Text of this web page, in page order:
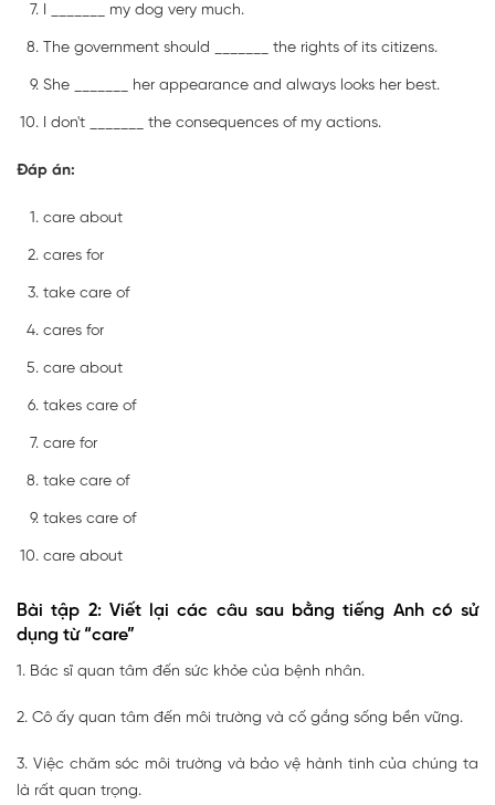
I _______ my dog very much.
The government should _______ the rights of its citizens.
She _______ her appearance and always looks her best.
I don't _______ the consequences of my actions.
Đáp án:
care about
cares for
take care of
cares for
care about
takes care of
care for
take care of
takes care of
care about
Bài tập 2: Viết lại các câu sau bằng tiếng Anh có sử
dụng từ “care”
1. Bác sĩ quan tâm đến sức khỏe của bệnh nhân.
2. Cô ấy quan tâm đến môi trường và cố gắng sống bền vững.
3. Việc chăm sóc môi trường và bảo vệ hành tinh của chúng ta
là rất quan trọng.